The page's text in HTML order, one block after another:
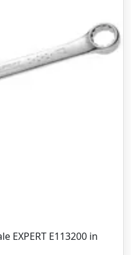
EXPERT E113200 in